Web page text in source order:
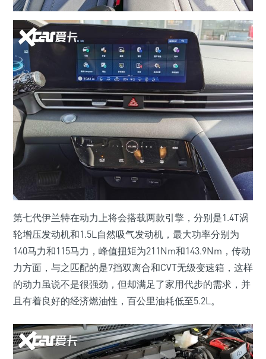
第七代伊兰特在动力上将会搭载两款引擎，分别是1.4T涡
轮增压发动机和1.5L自然吸气发动机，最大功率分别为
140马力和115马力，峰值扭矩为211Nm和143.9Nm，传动
力方面，与之匹配的是7挡双离合和CVT无级变速箱，这样
的动力虽说不是很强劲，但却满足了家用代步的需求，并
且有着良好的经济燃油性，百公里油耗低至5.2L。